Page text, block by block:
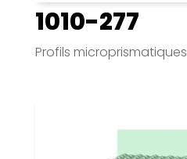
1010-277
Profils microprismatiques